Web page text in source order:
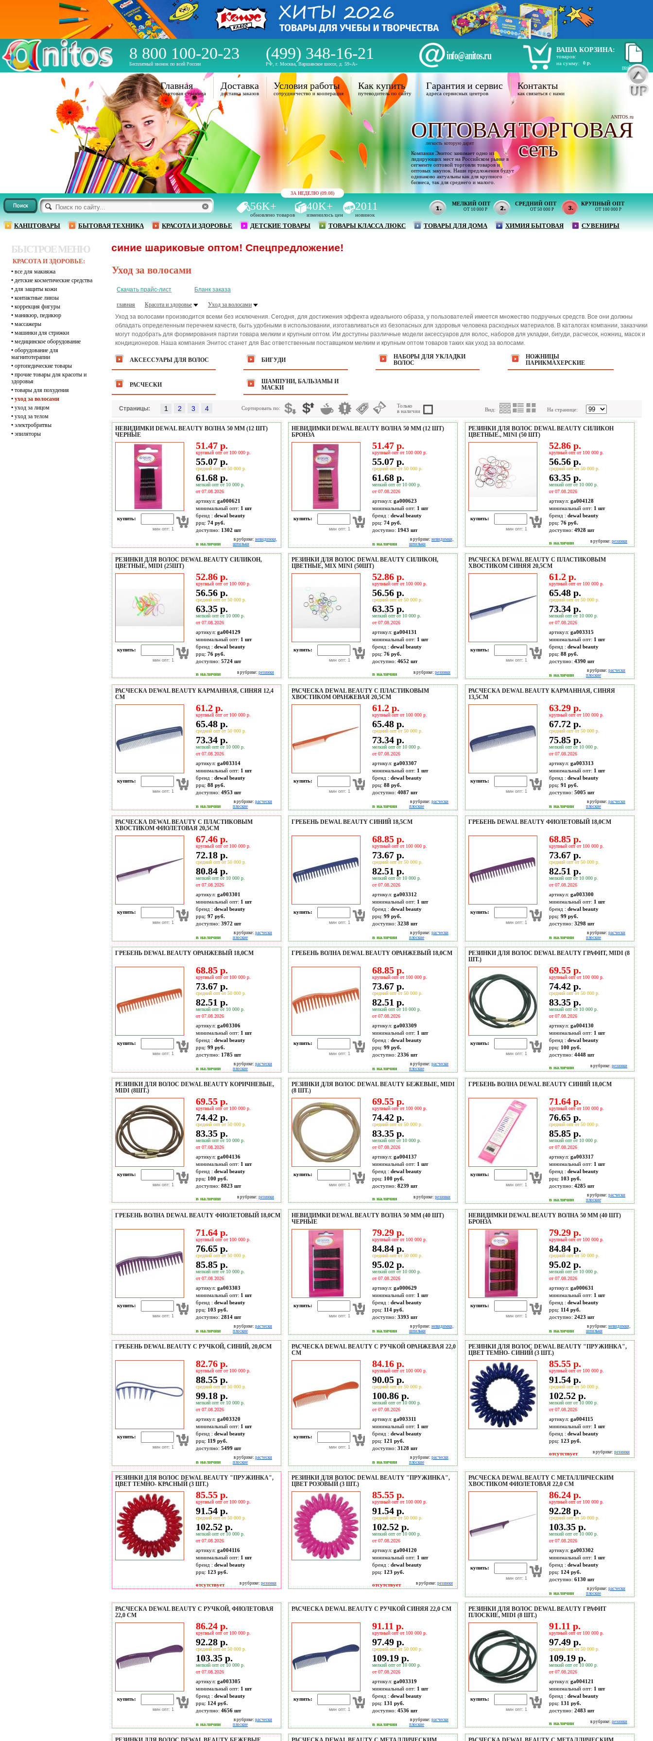
8 800 100-20-23
Бесплатный звонок по всей России
(499) 348-16-21
РФ, г. Москва, Варшавское шоссе, д. 59«А»
info@anitos.ru
ВАША КОРЗИНА:
товаров:
на сумму:
0 р.
прайс лист
ЗА НЕДЕЛЮ (09.08)
56K+
обновлено товаров
40K+
изменилось цен
2011
новинок
МЕЛКИЙ ОПТ
ОТ 10 000 Р
СРЕДНИЙ ОПТ
ОТ 50 000 Р
КРУПНЫЙ ОПТ
ОТ 100 000 Р
КАНЦТОВАРЫ БЫТОВАЯ ТЕХНИКА КРАСОТА И ЗДОРОВЬЕ ДЕТСКИЕ ТОВАРЫ ТОВАРЫ КЛАССА ЛЮКС ТОВАРЫ ДЛЯ ДОМА ХИМИЯ БЫТОВАЯ СУВЕНИРЫ
Главная
стартовая страница
Доставка
доставка заказов
Условия работы
сотрудничество и кооперация
Как купить
путеводитель по сайту
Гарантия и сервис
адреса сервисных центров
Контакты
как связаться с нами
ANITOS.ru
ОПТОВАЯТОРГОВАЯ
легкость которую дарят
Компания Энитос занимает одно из
лидирующих мест на Российском рынке в
сегменте оптовой торговли товаров и
оптовых закупок. Наши предложения будут
одинаково актуальны как для крупного
бизнеса, так для среднего и малого.
сеть
БЫСТРОЕ МЕНЮ
КРАСОТА И ЗДОРОВЬЕ:
• все для макияжа
• детские косметические средства
• для защиты кожи
• контактные линзы
• коррекция фигуры
• маникюр, педикюр
• массажеры
• машинки для стрижки
• медицинское оборудование
• оборудование для
магнитотерапии
• ортопедические товары
• прочие товары для красоты и
здоровья
• товары для похудения
• уход за волосами
• уход за лицом
• уход за телом
• электробритвы
• эпиляторы
р. - ручки синие шариковые оптом! Спецпредложение!
Уход за волосами
Скачать прайс-лист Бланк заказа
главная Красота и здоровье
Уход за волосами
Уход за волосами производится всеми без исключения. Сегодня, для достижения эффекта идеального образа, у пользователей имеется множество подручных средств. Все они должны
обладать определенным перечнем качеств, быть удобными в использовании, изготавливаться из безопасных для здоровья человека расходных материалов. В каталогах компании, заказчики
могут подобрать для формирования партии товара мелким и крупным оптом. Им доступны различные модели аксессуаров для волос, наборов для укладки, бигуди, расчесок, ножниц, масок и
кондиционеров. Наша компания Энитос станет для Вас ответственным поставщиком мелким и крупным оптом товаров таких как уход за волосами.
АКСЕССУАРЫ ДЛЯ ВОЛОС БИГУДИ
НАБОРЫ ДЛЯ УКЛАДКИ
ВОЛОС
НОЖНИЦЫ
ПАРИКМАХЕРСКИЕ
РАСЧЕСКИ
ШАМПУНИ, БАЛЬЗАМЫ И
МАСКИ
Страницы: 1 Сортировать по:
Только
в наличии
Вид: На странице:
НЕВИДИМКИ DEWAL BEAUTY ВОЛНА 50 ММ (12 ШТ)
ЧЕРНЫЕ
купить:
мин опт: 1
51.47 р.
крупный опт от 100 000 р.
55.07 р.
средний опт от 50 000 р.
61.68 р.
мелкий опт от 10 000 р.
от 07.08.2026
артикул: ga000621
минимальный опт: 1 шт
бренд : dewal beauty
ррц: 74 руб.
доступно: 1302 шт
в наличии
в рубрике: невидимки,
шпильки
НЕВИДИМКИ DEWAL BEAUTY ВОЛНА 50 ММ (12 ШТ)
БРОНЗА
купить:
мин опт: 1
51.47 р.
крупный опт от 100 000 р.
55.07 р.
средний опт от 50 000 р.
61.68 р.
мелкий опт от 10 000 р.
от 07.08.2026
артикул: ga000623
минимальный опт: 1 шт
бренд : dewal beauty
ррц: 74 руб.
доступно: 1943 шт
в наличии
в рубрике: невидимки,
шпильки
РЕЗИНКИ ДЛЯ ВОЛОС DEWAL BEAUTY СИЛИКОН
ЦВЕТНЫЕ., MINI (50 ШТ)
купить:
мин опт: 1
52.86 р.
крупный опт от 100 000 р.
56.56 р.
средний опт от 50 000 р.
63.35 р.
мелкий опт от 10 000 р.
от 07.08.2026
артикул: ga004128
минимальный опт: 1 шт
бренд : dewal beauty
ррц: 76 руб.
доступно: 4928 шт
в наличии в рубрике: резинки
РЕЗИНКИ ДЛЯ ВОЛОС DEWAL BEAUTY СИЛИКОН,
ЦВЕТНЫЕ, MIDI (25ШТ)
купить:
мин опт: 1
52.86 р.
крупный опт от 100 000 р.
56.56 р.
средний опт от 50 000 р.
63.35 р.
мелкий опт от 10 000 р.
от 07.08.2026
артикул: ga004129
минимальный опт: 1 шт
бренд : dewal beauty
ррц: 76 руб.
доступно: 5724 шт
в наличии в рубрике: резинки
РЕЗИНКИ ДЛЯ ВОЛОС DEWAL BEAUTY СИЛИКОН,
ЦВЕТНЫЕ, MIX MINI (50ШТ)
купить:
мин опт: 1
52.86 р.
крупный опт от 100 000 р.
56.56 р.
средний опт от 50 000 р.
63.35 р.
мелкий опт от 10 000 р.
от 07.08.2026
артикул: ga004131
минимальный опт: 1 шт
бренд : dewal beauty
ррц: 76 руб.
доступно: 4652 шт
в наличии в рубрике: резинки
РАСЧЕСКА DEWAL BEAUTY С ПЛАСТИКОВЫМ
ХВОСТИКОМ СИНЯЯ 20,5СМ
купить:
мин опт: 1
61.2 р.
крупный опт от 100 000 р.
65.48 р.
средний опт от 50 000 р.
73.34 р.
мелкий опт от 10 000 р.
от 07.08.2026
артикул: ga003315
минимальный опт: 1 шт
бренд : dewal beauty
ррц: 88 руб.
доступно: 4390 шт
в наличии
в рубрике: расчески
плоские
РАСЧЕСКА DEWAL BEAUTY КАРМАННАЯ, СИНЯЯ 12,4
СМ
купить:
мин опт: 1
61.2 р.
крупный опт от 100 000 р.
65.48 р.
средний опт от 50 000 р.
73.34 р.
мелкий опт от 10 000 р.
от 07.08.2026
артикул: ga003314
минимальный опт: 1 шт
бренд : dewal beauty
ррц: 88 руб.
доступно: 4953 шт
в наличии
в рубрике: расчески
плоские
РАСЧЕСКА DEWAL BEAUTY С ПЛАСТИКОВЫМ
ХВОСТИКОМ ОРАНЖЕВАЯ 20,5СМ
купить:
мин опт: 1
61.2 р.
крупный опт от 100 000 р.
65.48 р.
средний опт от 50 000 р.
73.34 р.
мелкий опт от 10 000 р.
от 07.08.2026
артикул: ga003307
минимальный опт: 1 шт
бренд : dewal beauty
ррц: 88 руб.
доступно: 4087 шт
в наличии
в рубрике: расчески
плоские
РАСЧЕСКА DEWAL BEAUTY КАРМАННАЯ, СИНЯЯ
13,5СМ
купить:
мин опт: 1
63.29 р.
крупный опт от 100 000 р.
67.72 р.
средний опт от 50 000 р.
75.85 р.
мелкий опт от 10 000 р.
от 07.08.2026
артикул: ga003313
минимальный опт: 1 шт
бренд : dewal beauty
ррц: 91 руб.
доступно: 5005 шт
в наличии
в рубрике: расчески
плоские
РАСЧЕСКА DEWAL BEAUTY С ПЛАСТИКОВЫМ
ХВОСТИКОМ ФИОЛЕТОВАЯ 20,5СМ
купить:
мин опт: 1
67.46 р.
крупный опт от 100 000 р.
72.18 р.
средний опт от 50 000 р.
80.84 р.
мелкий опт от 10 000 р.
от 07.08.2026
артикул: ga003301
минимальный опт: 1 шт
бренд : dewal beauty
ррц: 97 руб.
доступно: 3972 шт
в наличии
в рубрике: расчески
плоские
ГРЕБЕНЬ DEWAL BEAUTY СИНИЙ 18,5СМ
купить:
мин опт: 1
68.85 р.
крупный опт от 100 000 р.
73.67 р.
средний опт от 50 000 р.
82.51 р.
мелкий опт от 10 000 р.
от 07.08.2026
артикул: ga003312
минимальный опт: 1 шт
бренд : dewal beauty
ррц: 99 руб.
доступно: 3238 шт
в наличии
в рубрике: расчески
плоские
ГРЕБЕНЬ DEWAL BEAUTY ФИОЛЕТОВЫЙ 18,0СМ
купить:
мин опт: 1
68.85 р.
крупный опт от 100 000 р.
73.67 р.
средний опт от 50 000 р.
82.51 р.
мелкий опт от 10 000 р.
от 07.08.2026
артикул: ga003300
минимальный опт: 1 шт
бренд : dewal beauty
ррц: 99 руб.
доступно: 3298 шт
в наличии
в рубрике: расчески
плоские
ГРЕБЕНЬ DEWAL BEAUTY ОРАНЖЕВЫЙ 18,0СМ
купить:
мин опт: 1
68.85 р.
крупный опт от 100 000 р.
73.67 р.
средний опт от 50 000 р.
82.51 р.
мелкий опт от 10 000 р.
от 07.08.2026
артикул: ga003306
минимальный опт: 1 шт
бренд : dewal beauty
ррц: 99 руб.
доступно: 1785 шт
в наличии
в рубрике: расчески
плоские
ГРЕБЕНЬ ВОЛНА DEWAL BEAUTY ОРАНЖЕВЫЙ 18,0СМ
купить:
мин опт: 1
68.85 р.
крупный опт от 100 000 р.
73.67 р.
средний опт от 50 000 р.
82.51 р.
мелкий опт от 10 000 р.
от 07.08.2026
артикул: ga003309
минимальный опт: 1 шт
бренд : dewal beauty
ррц: 99 руб.
доступно: 2336 шт
в наличии
в рубрике: расчески
плоские
РЕЗИНКИ ДЛЯ ВОЛОС DEWAL BEAUTY ГРАФИТ, MIDI (8
ШТ.)
купить:
мин опт: 1
69.55 р.
крупный опт от 100 000 р.
74.42 р.
средний опт от 50 000 р.
83.35 р.
мелкий опт от 10 000 р.
от 07.08.2026
артикул: ga004130
минимальный опт: 1 шт
бренд : dewal beauty
ррц: 100 руб.
доступно: 4448 шт
в наличии в рубрике: резинки
РЕЗИНКИ ДЛЯ ВОЛОС DEWAL BEAUTY КОРИЧНЕВЫЕ,
MIDI (8ШТ.)
купить:
мин опт: 1
69.55 р.
крупный опт от 100 000 р.
74.42 р.
средний опт от 50 000 р.
83.35 р.
мелкий опт от 10 000 р.
от 07.08.2026
артикул: ga004136
минимальный опт: 1 шт
бренд : dewal beauty
ррц: 100 руб.
доступно: 8823 шт
в наличии в рубрике: резинки
РЕЗИНКИ ДЛЯ ВОЛОС DEWAL BEAUTY БЕЖЕВЫЕ, MIDI
(8 ШТ.)
купить:
мин опт: 1
69.55 р.
крупный опт от 100 000 р.
74.42 р.
средний опт от 50 000 р.
83.35 р.
мелкий опт от 10 000 р.
от 07.08.2026
артикул: ga004137
минимальный опт: 1 шт
бренд : dewal beauty
ррц: 100 руб.
доступно: 8239 шт
в наличии в рубрике: резинки
ГРЕБЕНЬ ВОЛНА DEWAL BEAUTY СИНИЙ 18,0СМ
купить:
мин опт: 1
71.64 р.
крупный опт от 100 000 р.
76.65 р.
средний опт от 50 000 р.
85.85 р.
мелкий опт от 10 000 р.
от 07.08.2026
артикул: ga003317
минимальный опт: 1 шт
бренд : dewal beauty
ррц: 103 руб.
доступно: 4285 шт
в наличии
в рубрике: расчески
плоские
ГРЕБЕНЬ ВОЛНА DEWAL BEAUTY ФИОЛЕТОВЫЙ 18,0СМ
купить:
мин опт: 1
71.64 р.
крупный опт от 100 000 р.
76.65 р.
средний опт от 50 000 р.
85.85 р.
мелкий опт от 10 000 р.
от 07.08.2026
артикул: ga003303
минимальный опт: 1 шт
бренд : dewal beauty
ррц: 103 руб.
доступно: 2814 шт
в наличии
в рубрике: расчески
плоские
НЕВИДИМКИ DEWAL BEAUTY ВОЛНА 50 ММ (40 ШТ)
ЧЕРНЫЕ
купить:
мин опт: 1
79.29 р.
крупный опт от 100 000 р.
84.84 р.
средний опт от 50 000 р.
95.02 р.
мелкий опт от 10 000 р.
от 07.08.2026
артикул: ga000629
минимальный опт: 1 шт
бренд : dewal beauty
ррц: 114 руб.
доступно: 3393 шт
в наличии
в рубрике: невидимки,
шпильки
НЕВИДИМКИ DEWAL BEAUTY ВОЛНА 50 ММ (40 ШТ)
БРОНЗА
купить:
мин опт: 1
79.29 р.
крупный опт от 100 000 р.
84.84 р.
средний опт от 50 000 р.
95.02 р.
мелкий опт от 10 000 р.
от 07.08.2026
артикул: ga000631
минимальный опт: 1 шт
бренд : dewal beauty
ррц: 114 руб.
доступно: 2423 шт
в наличии
в рубрике: невидимки,
шпильки
ГРЕБЕНЬ DEWAL BEAUTY С РУЧКОЙ, СИНИЙ, 20,0СМ
купить:
мин опт: 1
82.76 р.
крупный опт от 100 000 р.
88.55 р.
средний опт от 50 000 р.
99.18 р.
мелкий опт от 10 000 р.
от 07.08.2026
артикул: ga003320
минимальный опт: 1 шт
бренд : dewal beauty
ррц: 119 руб.
доступно: 5499 шт
в наличии
в рубрике: расчески
плоские
РАСЧЕСКА DEWAL BEAUTY С РУЧКОЙ ОРАНЖЕВАЯ 22,0
СМ
купить:
мин опт: 1
84.16 р.
крупный опт от 100 000 р.
90.05 р.
средний опт от 50 000 р.
100.86 р.
мелкий опт от 10 000 р.
от 07.08.2026
артикул: ga003311
минимальный опт: 1 шт
бренд : dewal beauty
ррц: 121 руб.
доступно: 3128 шт
в наличии
в рубрике: расчески
плоские
РЕЗИНКИ ДЛЯ ВОЛОС DEWAL BEAUTY "ПРУЖИНКА",
ЦВЕТ ТЕМНО- СИНИЙ (3 ШТ.)
85.55 р.
крупный опт от 100 000 р.
91.54 р.
средний опт от 50 000 р.
102.52 р.
мелкий опт от 10 000 р.
от 07.08.2026
артикул: ga004115
минимальный опт: 1 шт
бренд : dewal beauty
ррц: 123 руб.
отсутствует в рубрике: резинки
РЕЗИНКИ ДЛЯ ВОЛОС DEWAL BEAUTY "ПРУЖИНКА",
ЦВЕТ ТЕМНО- КРАСНЫЙ (3 ШТ.)
85.55 р.
крупный опт от 100 000 р.
91.54 р.
средний опт от 50 000 р.
102.52 р.
мелкий опт от 10 000 р.
от 07.08.2026
артикул: ga004116
минимальный опт: 1 шт
бренд : dewal beauty
ррц: 123 руб.
отсутствует в рубрике: резинки
РЕЗИНКИ ДЛЯ ВОЛОС DEWAL BEAUTY "ПРУЖИНКА",
ЦВЕТ РОЗОВЫЙ (3 ШТ.)
85.55 р.
крупный опт от 100 000 р.
91.54 р.
средний опт от 50 000 р.
102.52 р.
мелкий опт от 10 000 р.
от 07.08.2026
артикул: ga004120
минимальный опт: 1 шт
бренд : dewal beauty
ррц: 123 руб.
отсутствует в рубрике: резинки
РАСЧЕСКА DEWAL BEAUTY С МЕТАЛЛИЧЕСКИМ
ХВОСТИКОМ ФИОЛЕТОВАЯ 22,0 СМ
купить:
мин опт: 1
86.24 р.
крупный опт от 100 000 р.
92.28 р.
средний опт от 50 000 р.
103.35 р.
мелкий опт от 10 000 р.
от 07.08.2026
артикул: ga003302
минимальный опт: 1 шт
бренд : dewal beauty
ррц: 124 руб.
доступно: 6130 шт
в наличии
в рубрике: расчески
плоские
РАСЧЕСКА DEWAL BEAUTY С РУЧКОЙ, ФИОЛЕТОВАЯ
22,0 СМ
купить:
мин опт: 1
86.24 р.
крупный опт от 100 000 р.
92.28 р.
средний опт от 50 000 р.
103.35 р.
мелкий опт от 10 000 р.
от 07.08.2026
артикул: ga003305
минимальный опт: 1 шт
бренд : dewal beauty
ррц: 124 руб.
доступно: 4656 шт
в наличии
в рубрике: расчески
плоские
РАСЧЕСКА DEWAL BEAUTY С РУЧКОЙ СИНЯЯ 22,0 СМ
купить:
мин опт: 1
91.11 р.
крупный опт от 100 000 р.
97.49 р.
средний опт от 50 000 р.
109.19 р.
мелкий опт от 10 000 р.
от 07.08.2026
артикул: ga003319
минимальный опт: 1 шт
бренд : dewal beauty
ррц: 131 руб.
доступно: 4536 шт
в наличии
в рубрике: расчески
плоские
РЕЗИНКИ ДЛЯ ВОЛОС DEWAL BEAUTY ГРАФИТ
ПЛОСКИЕ, MIDI (8 ШТ.)
купить:
мин опт: 1
91.11 р.
крупный опт от 100 000 р.
97.49 р.
средний опт от 50 000 р.
109.19 р.
мелкий опт от 10 000 р.
от 07.08.2026
артикул: ga004121
минимальный опт: 1 шт
бренд : dewal beauty
ррц: 131 руб.
доступно: 2483 шт
в наличии в рубрике: резинки